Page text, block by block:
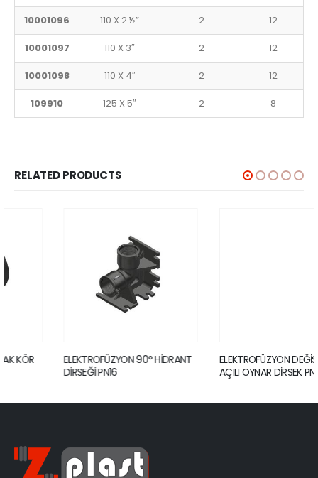
10001096 110 X 2 ½” 2 12
10001097 110 X 3″ 2 12
10001098 110 X 4″ 2 12
109910 125 X 5″ 2 8
RELATED PRODUCTS
ELEKTROFÜZYON 90° HİDRANT
DİRSEĞİ PN16
ELEKTROFÜZYON DEĞİŞKEN
AÇILI OYNAR DİRSEK PN16